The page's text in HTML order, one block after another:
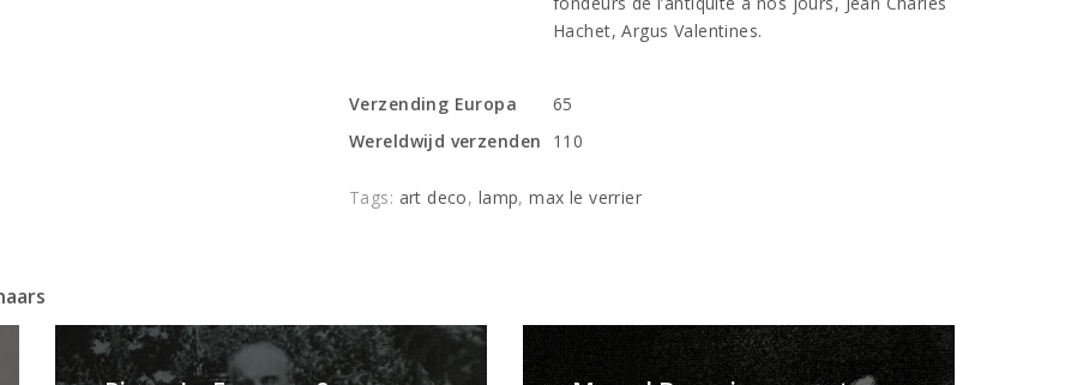
Hachet, Argus Valentines.
Verzending Europa
65
Wereldwijd verzenden
110
Tags: art deco, lamp,max le verrier